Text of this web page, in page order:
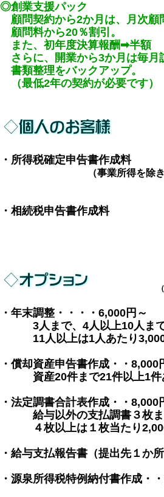
◎創業支援パック
顧問契約から2か月は、月次顧
顧問料から20％割引。
また、初年度決算報酬➡半額
さらに、開業から3か月は毎月
書類整理をバックアップ。
（最低2年の契約が必要です）
・所得税確定申告書作成
（事業所得を除
・相続税申告書作成料
・年末調整・・・・6,000円～
3人まで、4人以上10人まで
11人以上は1人あたり3,000
・償却資産申告書作成・・8,000
資産20件まで21件以上1件
・法定調書合計表作成・・8,000
給与以外の支払調書３枚
４枚以上は１枚当たり
・給与支払報告書（提出先１か
・源泉所得税特例納付書作成・